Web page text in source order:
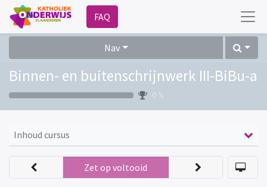
FAQ
Nav
Binnen- en buitenschrijnwerk III-BiBu-a
0 %
Inhoud cursus
Zet op voltooid